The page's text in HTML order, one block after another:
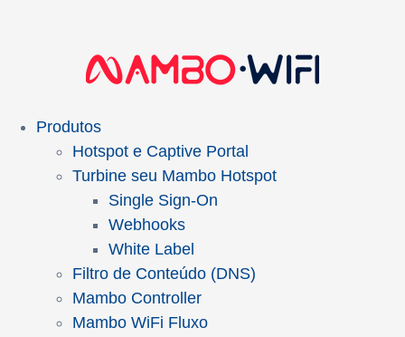
Produtos
Hotspot e Captive Portal
Turbine seu Mambo Hotspot
Single Sign-On
Webhooks
White Label
Filtro de Conteúdo (DNS)
Mambo Controller
Mambo WiFi Fluxo